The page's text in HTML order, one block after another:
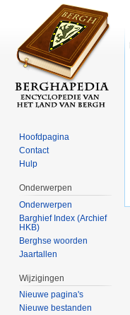
Hoofdpagina
Contact
Hulp
Onderwerpen
Onderwerpen
Barghief Index (Archief
HKB)
Berghse woorden
Jaartallen
Wijzigingen
Nieuwe pagina's
Nieuwe bestanden